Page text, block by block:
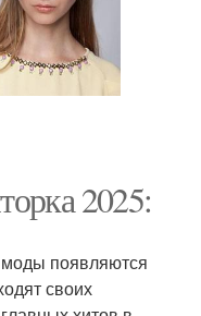
2025:
появляются
своих